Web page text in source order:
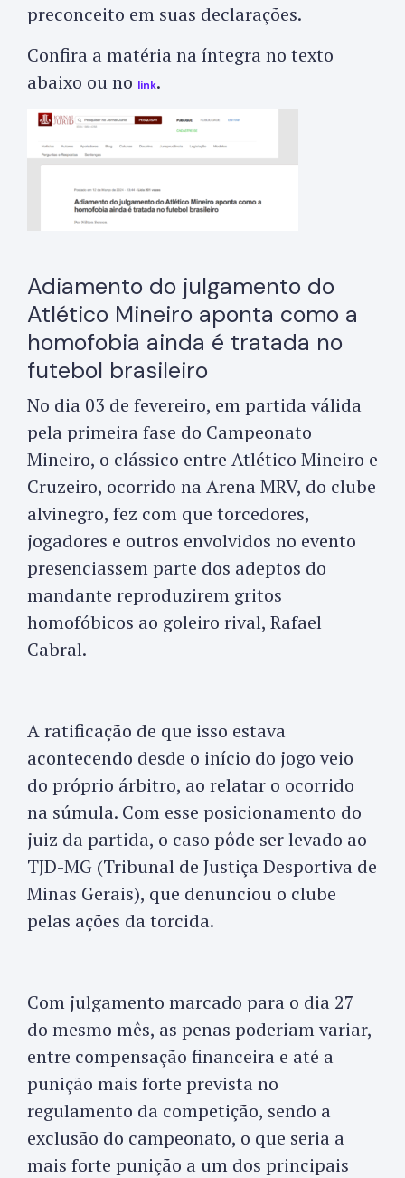
preconceito em suas declarações.
Confira a matéria na íntegra no texto
abaixo ou no link.
Adiamento do julgamento do
Atlético Mineiro aponta como a
homofobia ainda é tratada no
futebol brasileiro
No dia 03 de fevereiro, em partida válida
pela primeira fase do Campeonato
Mineiro, o clássico entre Atlético Mineiro e
Cruzeiro, ocorrido na Arena MRV, do clube
alvinegro, fez com que torcedores,
jogadores e outros envolvidos no evento
presenciassem parte dos adeptos do
mandante reproduzirem gritos
homofóbicos ao goleiro rival, Rafael
Cabral.
A ratificação de que isso estava
acontecendo desde o início do jogo veio
do próprio árbitro, ao relatar o ocorrido
na súmula. Com esse posicionamento do
juiz da partida, o caso pôde ser levado ao
TJD-MG (Tribunal de Justiça Desportiva de
Minas Gerais), que denunciou o clube
pelas ações da torcida.
Com julgamento marcado para o dia 27
do mesmo mês, as penas poderiam variar,
entre compensação financeira e até a
punição mais forte prevista no
regulamento da competição, sendo a
exclusão do campeonato, o que seria a
mais forte punição a um dos principais